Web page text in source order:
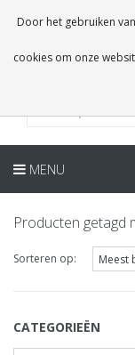
NL
MENU
Producten getagd
Sorteren op:
CATEGORIEËN
Door het gebruiken
cookies om onze